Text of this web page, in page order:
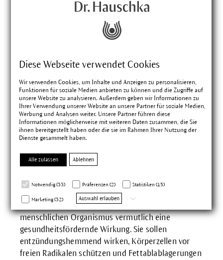
Diese Webseite verwendet Cookies
Wir verwenden Cookies, um Inhalte und Anzeigen zu personalisieren,
Funktionen für soziale Medien anbieten zu können und die Zugriffe auf
unsere Website zu analysieren. Außerdem geben wir Informationen zu
Ihrer Verwendung unserer Website an unsere Partner für soziale Medien,
Werbung und Analysen weiter. Unsere Partner führen diese
Informationen möglicherweise mit weiteren Daten zusammen, die Sie
ihnen bereitgestellt haben oder die sie im Rahmen Ihrer Nutzung der
Dienste gesammelt haben.
Alle zulassen Ablehnen
Notwendig (33) Präferenzen (2) Statistiken (15)
Marketing (32) Auswahl erlauben
werden die Bohnen bis zu zwei Wochen in der
die Herstellung von Kakaopulver oder Kakaobutter
werden die so behandelten Bohnen geröstet und
Diese Schalen finden Verwendung in
Teemischungen, als Dünger sowie als Futter für
Geflügel. Danach folgen Veredelungsschritte des
Kakaobruchs, bei denen der
Schokoladengeschmack verbessert wird. Beim
anschließenden Mahlen und Erhitzen tritt die
Kakaobutter aus, die sich vom Kakaopulver
Geschmackskomponenten und Gerbstoffe, mit der
die Pflanze Fressfeinde abwehrt oder bestäubende
Insekten anlockt. Polyphenole haben auf den
menschlichen Organismus vermutlich eine
gesundheitsfördernde Wirkung. Sie sollen
entzündungshemmend wirken, Körperzellen vor
freien Radikalen schützen und Fettablablagerungen